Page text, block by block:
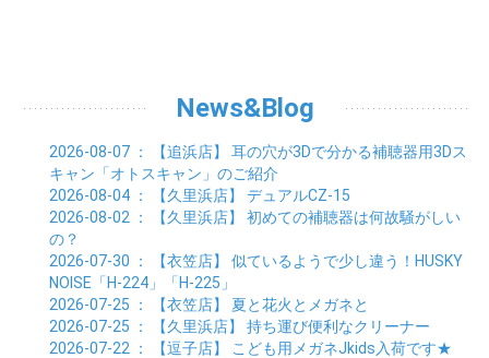
01月 (24)
02月 (20)
01月 (23)
03月 (25)
02月 (30)
01月 (33)
06月 (15)
04月 (9)
03月 (7)
02月 (7)
01月 (9)
News&Blog
2026-08-07 ： 【追浜店】 耳の穴が3Dで分かる補聴器用3Dス
キャン「オトスキャン」のご紹介
2026-08-04 ： 【久里浜店】 デュアルCZ-15
2026-08-02 ： 【久里浜店】 初めての補聴器は何故騒がしい
の？
2026-07-30 ： 【衣笠店】 似ているようで少し違う！HUSKY
NOISE「H-224」「H-225」
2026-07-25 ： 【衣笠店】 夏と花火とメガネと
2026-07-25 ： 【久里浜店】 持ち運び便利なクリーナー
2026-07-22 ： 【逗子店】
こども用メガネJkids入荷です★